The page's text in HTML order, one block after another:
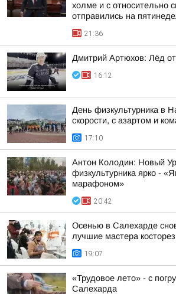
холме и с относительно
отправились на
21:36
Дмитрий Артюхов: Лёд
16:12
День физкультурника в
скорости, с азартом и
17:10
Антон Колодин: Новый
физкультурника ярко -
марафоном»
20:42
Осенью в Салехарде
лучшие мастера
19:07
«Трудовое лето» - с
Салехарда